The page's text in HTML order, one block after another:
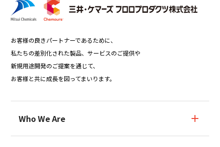
お客様の良きパートナーであるために、
私たちの差別化された製品、サービスのご提供や
新規用途開発のご提案を通じて、
お客様と共に成長を図ってまいります。
Who We Are